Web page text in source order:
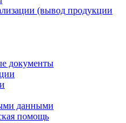
(вывод продукции
документы
данными
помощь